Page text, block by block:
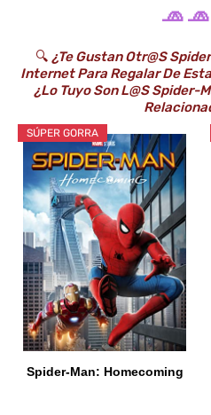
🧢
🔍 ¿Te Gustan Otr@s
Internet Para Regalar De
¿Lo Tuyo Son L@s Spider-
SÚPER GORRA
Spider-Man: Homecoming